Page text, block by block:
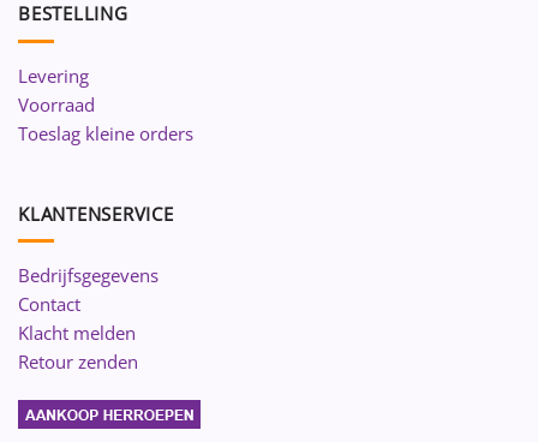
BESTELLING
Levering
Voorraad
Toeslag kleine orders
KLANTENSERVICE
Bedrijfsgegevens
Contact
Klacht melden
Retour zenden